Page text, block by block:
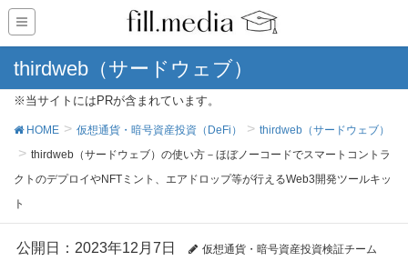
thirdweb（サードウェブ）
※当サイトにはPRが含まれています。
HOME 仮想通貨・暗号資産投資（DeFi）
thirdweb（サードウェブ）
thirdweb（サードウェブ）の使い方－ほぼノーコードでスマートコントラ
クトのデプロイやNFTミント、エアドロップ等が行えるWeb3開発ツールキッ
ト
公開日： 2023年12月7日
仮想通貨・暗号資産投資検証チーム